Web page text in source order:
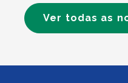
Ver todas as